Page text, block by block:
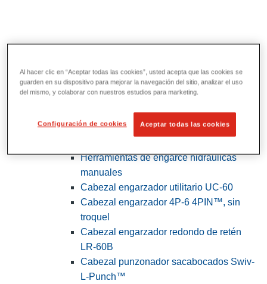
Herramientas de servicios públicos y de
View All Herramientas de servicios
Herramientas de engarce hidráulicas
manuales
Cabezal engarzador utilitario UC-60
Cabezal engarzador 4P-6 4PIN™, sin
troquel
Cabezal engarzador redondo de retén
LR-60B
Cabezal punzonador sacabocados Swiv-
L-Punch™
Al hacer clic en “Aceptar todas las cookies”, usted acepta que las cookies se
guarden en su dispositivo para mejorar la navegación del sitio, analizar el uso
del mismo, y colaborar con nuestros estudios para marketing.
Configuración de cookies Aceptar todas las cookies